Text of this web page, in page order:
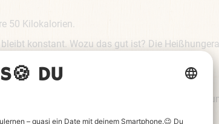
50 Kilokalorien.
konstant. Wozu das gut ist? Die
Flüssigkeit, sondern wirkt auch sättigend.
C, sondern auch Kalium, Eisen,